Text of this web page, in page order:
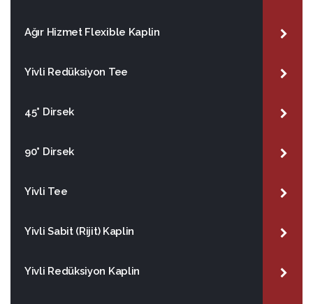
Ağır Hizmet Flexible Kaplin
Yivli Redüksiyon Tee
45° Dirsek
90° Dirsek
Yivli Tee
Yivli Sabit (Rijit) Kaplin
Yivli Redüksiyon Kaplin